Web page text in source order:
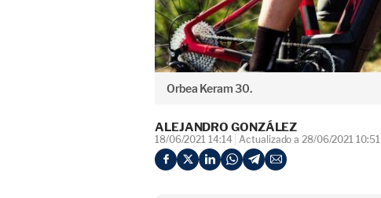
Orbea Keram 30.
ALEJANDRO GONZÁLEZ
18/06/2021 14:14 Actualizado a 28/06/2021 10:51